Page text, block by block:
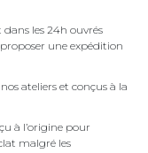
les 24h ouvrés
une expédition
ateliers et conçus à la
à l’origine pour
malgré les